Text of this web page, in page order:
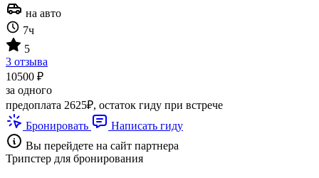
на авто
7ч
5
3 отзыва
10500 ₽
за одного
предоплата 2625₽, остаток гиду при встрече
Бронировать
Написать гиду
Вы перейдете на сайт партнера
Трипстер для бронирования